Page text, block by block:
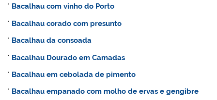
* Bacalhau com vinho do Porto
* Bacalhau corado com presunto
* Bacalhau da consoada
* Bacalhau Dourado em Camadas
* Bacalhauem cebolada de pimento
* Bacalhau empanado com molho de ervas e gengibre